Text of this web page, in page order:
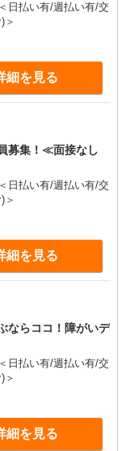
日払い有/週払い有/交
＞
細を見る
募集！≪面接なし
日払い有/週払い有/交
＞
細を見る
ならココ！障がいデ
日払い有/週払い有/交
＞
細を見る